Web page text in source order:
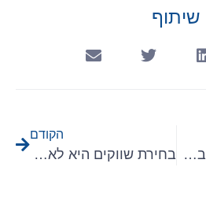
שיתוף
ההייטק הישראלי שובר שיאי אקזיטים. אז למה כל כך קשה להצליח בחו"ל?
הקודם
בחירת שווקים היא לא עניין של תחושות